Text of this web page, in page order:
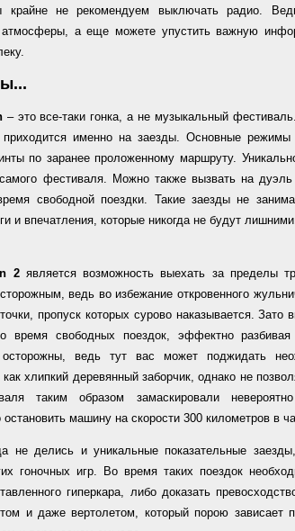
крайне не рекомендуем выключать радио.
атмосферы, а еще можете упустить важную
– это все-таки гонка, а не музыкальный
приходится именно на заезды. Основные
по заранее проложенному маршруту.
фестиваля. Можно также вызвать на
свободной поездки. Такие заезды не
и впечатления, которые никогда не будут
2является возможность выехать за пределы
ведь во избежание откровенного
пропуск которых сурово наказывается. Зато
время свободных поездок, эффектно
ведь тут вас может поджидать
хлипкий деревянный заборчик, однако не
таким образом замаскировали
машину на скорости 300 километров в
не делись и уникальные показательные
гоночных игр. Во время таких поездок
гиперкара, либо доказать
и даже вертолетом, который порою зависает